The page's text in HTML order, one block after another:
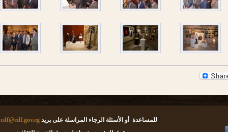
للمساعدة أو الأسئلة الرجاء المراسلة على بريد cdf@cdf.gov.eg